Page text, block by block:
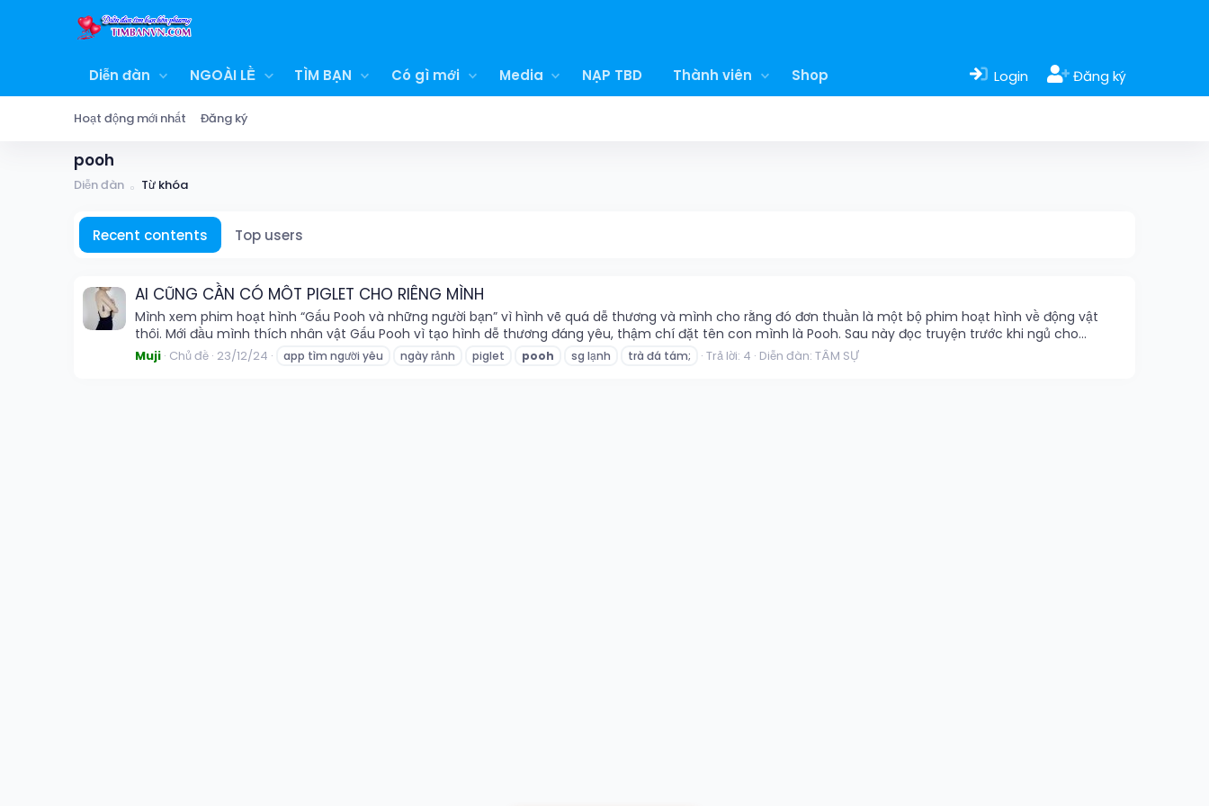
Diễn đàn NGOÀI LỀ TÌM BẠN Có gì mới Media NẠP TBD Thành viên Shop Login Đăng ký
Hoạt động mới nhất Đăng ký
pooh
Diễn đàn Từ khóa
Recent contents Top users
AI CŨNG CẦN CÓ MÔT PIGLET CHO RIÊNG MÌNH
Mình xem phim hoạt hình “Gấu Pooh và những người bạn” vì hình vẽ quá dễ thương và mình cho rằng đó đơn thuần là một bộ phim hoạt hình về động vật
thôi. Mới đầu mình thích nhân vật Gấu Pooh vì tạo hình dễ thương đáng yêu, thậm chí đặt tên con mình là Pooh. Sau này đọc truyện trước khi ngủ cho...
Muji Chủ đề 23/12/24 app tìm người yêu ngày rảnh piglet pooh sg lạnh trà đá tám; Trả lời: 4 Diễn đàn: TÂM SỰ